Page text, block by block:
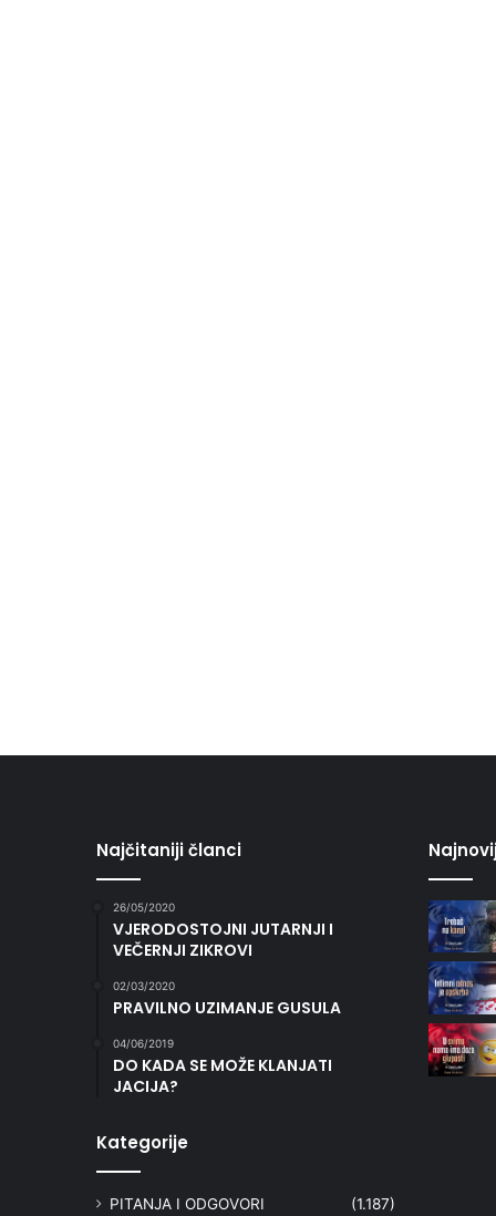
Najčitaniji članci
26/05/2020
VJERODOSTOJNI JUTARNJI I
VEČERNJI ZIKROVI
02/03/2020
PRAVILNO UZIMANJE GUSULA
04/06/2019
DO KADA SE MOŽE KLANJATI
JACIJA?
Kategorije
PITANJA I ODGOVORI (1.187)